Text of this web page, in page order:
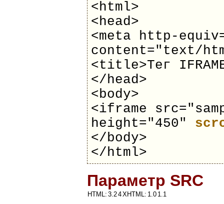
<html>
<head>
<meta http-
content="text/
<title>Тег
</head>
<body>
<iframe
height="450"
</body>
</html>
Параметр SRC
HTML: 3.24XHTML: 1.0 1.1